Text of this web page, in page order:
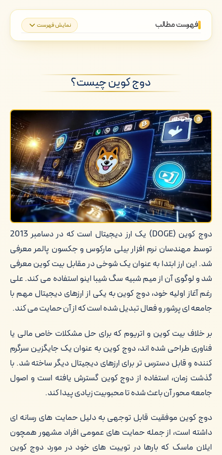
فهرست مطالب نمایش فهرست
دوج کوین چیست؟
خرید و فروش دوج کوین در دِیجی دلار
کلام آخر
دوج کوین چیست؟
دوج کوین (DOGE) یک ارز دیجیتال است که در دسامبر 2013
توسط مهندسان نرم افزار بیلی مارکوس و جکسون پالمر معرفی
شد. این ارز ابتدا به عنوان یک شوخی در مقابل بیت کوین معرفی
شد و لوگوی آن از میم شبیه سگ شیبا اینو استفاده می کند. علی
رغم آغاز اولیه خود، دوج کوین به یکی از ارزهای دیجیتال مهم با
جامعه ای پرشور و فعال تبدیل شده است که از آن حمایت می کند.
بر خلاف بیت کوین و اتریوم که برای حل مشکلات خاص مالی یا
فناوری طراحی شده اند، دوج کوین به عنوان یک جایگزین سرگرم
کننده و قابل دسترس تر برای ارزهای دیجیتال دیگر ساخته شد. با
گذشت زمان، استفاده از دوج کوین گسترش یافته است و اصول
جامعه محور آن باعث شده تا محبوبیت زیادی پیدا کند.
دوج کوین موفقیت قابل توجهی به دلیل حمایت های رسانه ای
داشته است، از جمله حمایت های عمومی افراد مشهور همچون
ایلان ماسک که بارها در توییت های خود در مورد دوج کوین